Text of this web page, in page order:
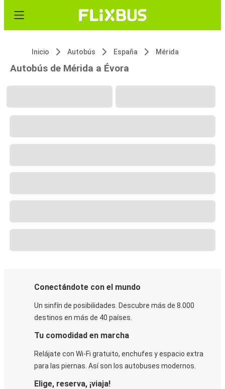
Inicio Autobús España Mérida
Autobús de Mérida a Évora
Conectándote con el mundo
Un sinfín de posibilidades. Descubre más de 8.000
destinos en más de 40 países.
Tu comodidad en marcha
Relájate con Wi-Fi gratuito, enchufes y espacio extra
para las piernas. Así son los autobuses modernos.
Elige, reserva, ¡viaja!